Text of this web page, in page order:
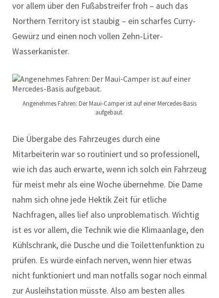
vor allem über den Fußabstreifer froh – auch das
Northern Territory ist staubig – ein scharfes Curry-
Gewürz und einen noch vollen Zehn-Liter-
Wasserkanister.
Angenehmes Fahren: Der Maui-Camper ist auf einer Mercedes-Basis
aufgebaut.
Die Übergabe des Fahrzeuges durch eine
Mitarbeiterin war so routiniert und so professionell,
wie ich das auch erwarte, wenn ich solch ein Fahrzeug
für meist mehr als eine Woche übernehme. Die Dame
nahm sich ohne jede Hektik Zeit für etliche
Nachfragen, alles lief also unproblematisch. Wichtig
ist es vor allem, die Technik wie die Klimaanlage, den
Kühlschrank, die Dusche und die Toilettenfunktion zu
prüfen. Es würde einfach nerven, wenn hier etwas
nicht funktioniert und man notfalls sogar noch einmal
zur Ausleihstation müsste. Also am besten alles